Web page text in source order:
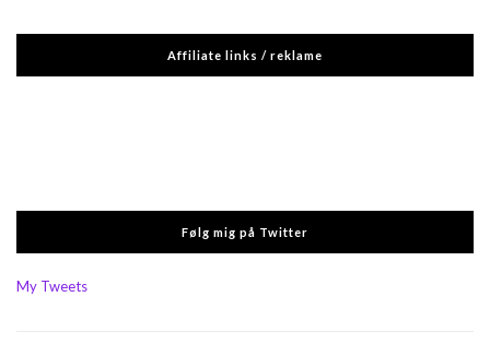
Affiliate links / reklame
Følg mig på Twitter
My Tweets